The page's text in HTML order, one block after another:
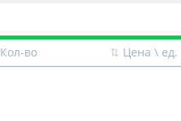
Кол-во ⇅ Цена \ ед.